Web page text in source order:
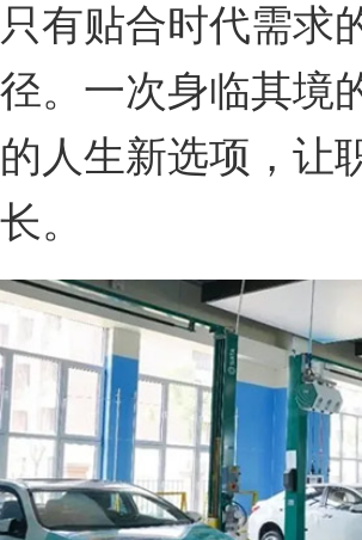
只有贴合时代需求
径。一次身临其境
的人生新选项，让
长。